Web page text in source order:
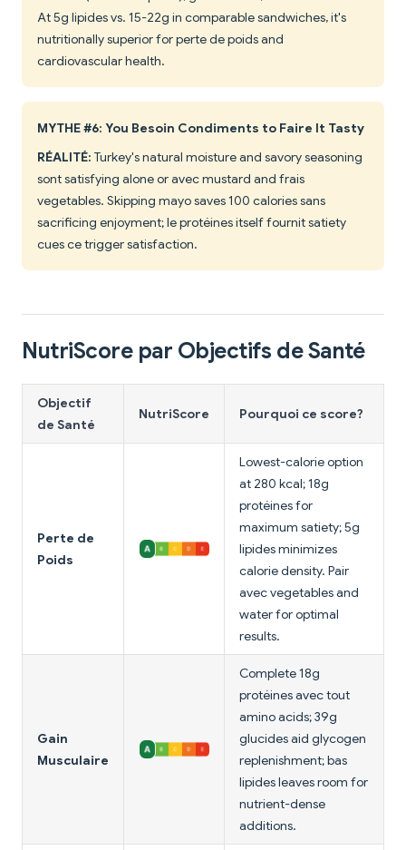
At 5g lipides vs. 15-22g in comparable sandwiches, it's
nutritionally superior for perte de poids and
cardiovascular health.
MYTHE #6: You Besoin Condiments to Faire It Tasty
RÉALITÉ: Turkey's natural moisture and savory seasoning
sont satisfying alone or avec mustard and frais
vegetables. Skipping mayo saves 100 calories sans
sacrificing enjoyment; le protéines itself fournit satiety
cues ce trigger satisfaction.
NutriScore par Objectifs de Santé
Objectif
de Santé
NutriScore Pourquoi ce score?
Perte de
Poids
Lowest-calorie option
at 280 kcal; 18g
protéines for
maximum satiety; 5g
lipides minimizes
calorie density. Pair
avec vegetables and
water for optimal
results.
Gain
Musculaire
Complete 18g
protéines avec tout
amino acids; 39g
glucides aid glycogen
replenishment; bas
lipides leaves room for
nutrient-dense
additions.